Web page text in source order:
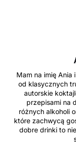
Mam na imię Ania
od klasycznych
autorskie
przepisami na
różnych alkoholi
które zachwycą
dobre drinki to